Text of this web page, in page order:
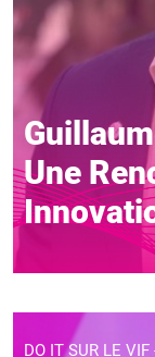
Une
DO IT SUR LE